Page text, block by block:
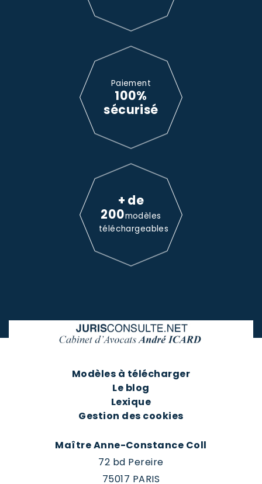
Paiement
100%
sécurisé
+ de
200modèles
téléchargeables
Modèles à télécharger
Le blog
Lexique
Gestion des cookies
Maître Anne-Constance Coll
72 bd Pereire
75017 PARIS